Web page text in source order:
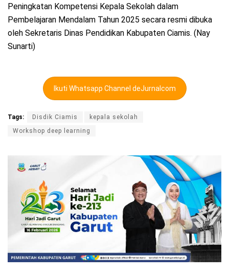
Peningkatan Kompetensi Kepala Sekolah dalam
Pembelajaran Mendalam Tahun 2025 secara resmi dibuka
oleh Sekretaris Dinas Pendidikan Kabupaten Ciamis. (Nay
Sunarti)
Ikuti Whatsapp Channel deJurnalcom
Tags: Disdik Ciamis
kepala sekolah
Workshop deep learning